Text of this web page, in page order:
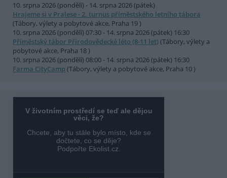
10. srpna 2026 (pondělí) - 14. srpna 2026 (pátek)
Hrajeme si v Pralese - 2. turnus příměstského letního tábora
(Tábory, výlety a pobytové akce, Praha 19 )
10. srpna 2026 (pondělí) 07:30 - 14. srpna 2026 (pátek) 16:30
Příměstský tábor Přírodovědecké léto (8-11 let)(Tábory, výlety a
pobytové akce, Praha 18 )
10. srpna 2026 (pondělí) 08:00 - 14. srpna 2026 (pátek) 16:30
Farma CityCamp (Tábory, výlety a pobytové akce, Praha 10 )